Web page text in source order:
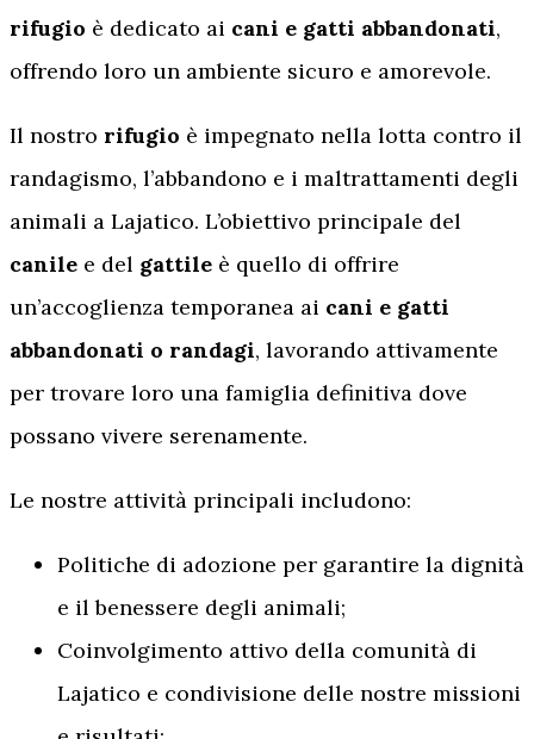
rifugio è dedicato ai cani e gatti abbandonati,
offrendo loro un ambiente sicuro e amorevole.
Il nostro rifugio è impegnato nella lotta contro il
randagismo, l’abbandono e i maltrattamenti degli
animali a Lajatico. L’obiettivo principale del
canile e del gattile è quello di offrire
un’accoglienza temporanea ai cani e gatti
abbandonati o randagi, lavorando attivamente
per trovare loro una famiglia definitiva dove
possano vivere serenamente.
Le nostre attività principali includono:
Politiche di adozione per garantire la dignità
e il benessere degli animali;
Coinvolgimento attivo della comunità di
Lajatico e condivisione delle nostre missioni